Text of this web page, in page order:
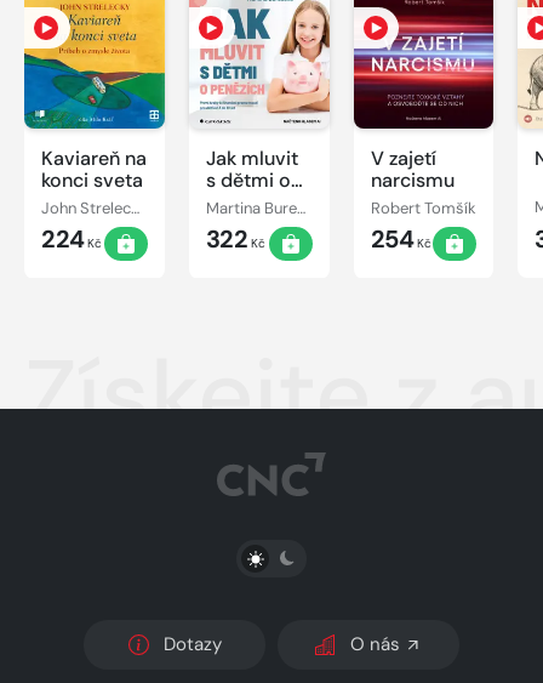
Kaviareň na
konci sveta
John Strelecky
224Kč
Jak mluvit
s dětmi o
penězích Martina Burešová
322 Kč
V zajetí
narcismu
Robert Tomšík
254Kč
Získejte z
PŘEPNOUT SVĚTLÝ/TMAVÝ REŽIM
Dotazy O nás